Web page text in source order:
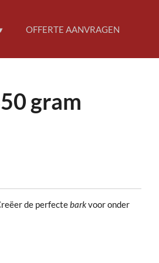
OFFERTE AANVRAGEN
gram
de perfectebarkvoor onder